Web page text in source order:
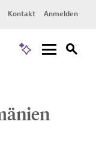
Kontakt Anmelden